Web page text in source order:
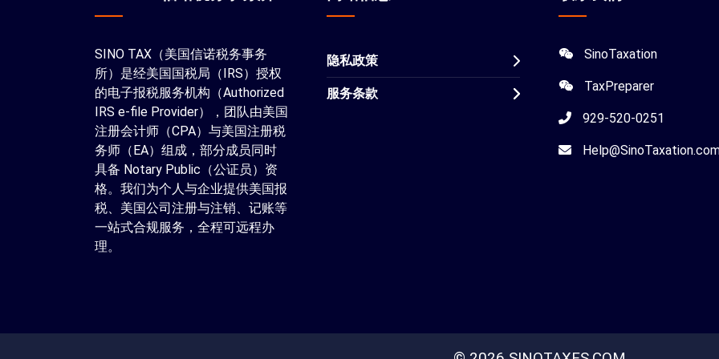
SINO TAX（美国信诺税务事务
所）是经美国国税局（IRS）授权
的电子报税服务机构（Authorized
IRS e-file Provider），团队由美国
注册会计师（CPA）与美国注册税
务师（EA）组成，部分成员同时
具备 Notary Public（公证员）资
格。我们为个人与企业提供美国报
税、美国公司注册与注销、记账等
一站式合规服务，全程可远程办
理。
隐私政策
服务条款
SinoTaxation
TaxPreparer
929-520-0251